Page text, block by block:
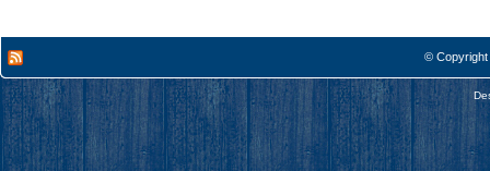
© Copyright